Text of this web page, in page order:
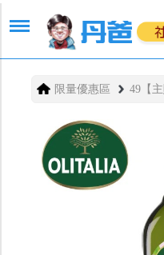
限量優惠區 49【